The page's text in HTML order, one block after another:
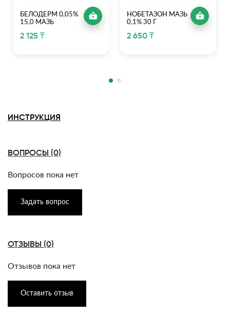
БЕЛОДЕРМ 0,05%
15,0 МАЗЬ
2 125 ₸
НОБЕТАЗОН МАЗЬ
0,1% 30 Г
2 650 ₸
ИНСТРУКЦИЯ
ВОПРОСЫ (0)
Вопросов пока нет
Задать вопрос
ОТЗЫВЫ (0)
Отзывов пока нет
Оставить отзыв